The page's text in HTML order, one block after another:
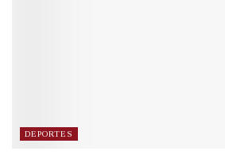
DEPORTES